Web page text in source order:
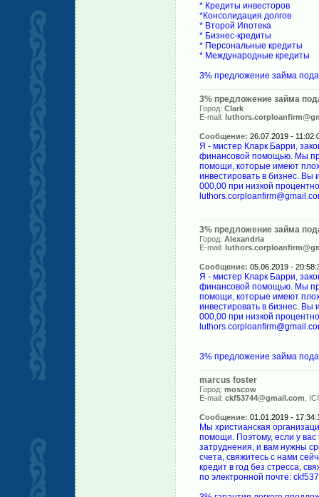
* Кредиты инвесторов
*Консолидация долгов
* Второй Ипотека
* Бизнес-кредиты
* Персональные кредиты
* Международные кредиты
3% предложение займа
3% предложение займа
Город: Clark
E-mail:
Сообщение: 26.07.2019 -
Я - мистер Кларк Барри,
финансовой помощью. Мы
помощи, которые имеют
инвестировать в бизнес. Вы
000,00 при низкой
3% предложение займа
Город: Alexandria
E-mail:
Сообщение: 05.06.2019 -
Я - мистер Кларк Барри,
финансовой помощью. Мы
помощи, которые имеют
инвестировать в бизнес. Вы
000,00 при низкой
3% предложение займа
marcus foster
Город: moscow
E-mail: ckf53744@gmail.com ,
Сообщение: 01.01.2019 -
Мы христианская
помощи. Поэтому, если у
затруднения, и вам нужны
счета, свяжитесь с нами
кредит в год без стресса,
по электронной почте: